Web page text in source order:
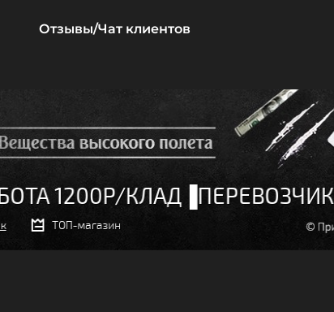
Отзывы/Чат клиентов